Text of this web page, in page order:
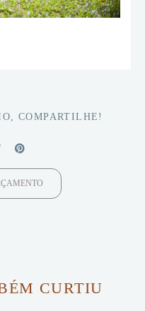
COMPARTILHE!
CURTIU